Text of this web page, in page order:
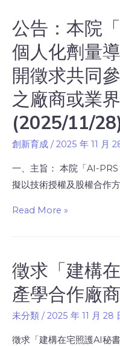
公告：本院
個人化劑量
開徵求共同
之廠商或業
(2025/11/
創新育成 / 2025 年 11 月
一、主旨： 本院「AI-PRS
擬以技術授權及股權合作
Read More »
徵求「建構
產學合作廠
未分類 /2025 年 11 月 28
徵求「建構在宅照護AI秘